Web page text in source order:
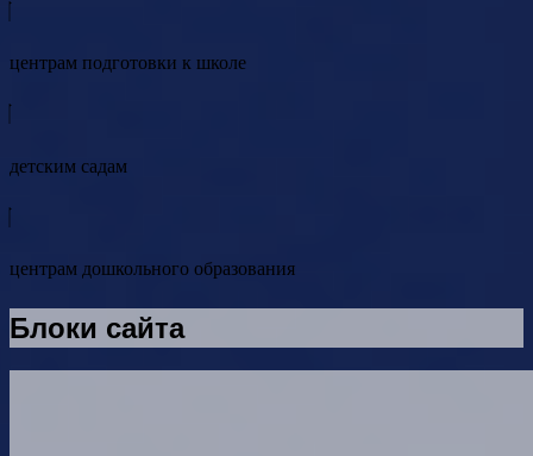
центрам подготовки к школе
детским садам
центрам дошкольного образования
Блоки сайта